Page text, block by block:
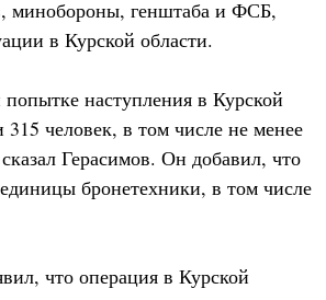
минобороны, генштаба и ФСБ,
в Курской области.
наступления в Курской
315 человек, в том числе не менее
Герасимов. Он добавил, что
бронетехники, в том числе
что операция в Курской